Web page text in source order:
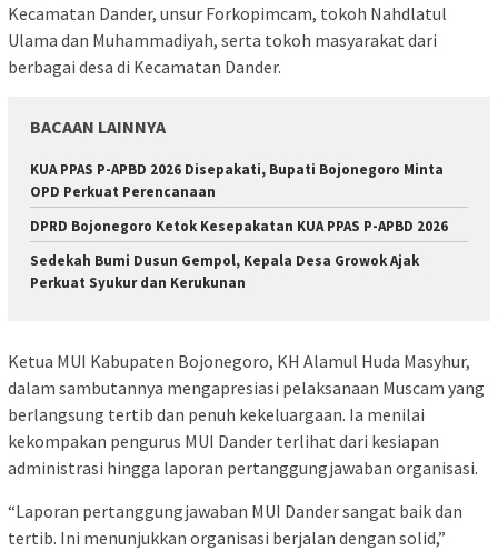
Kecamatan Dander, unsur Forkopimcam, tokoh Nahdlatul
Ulama dan Muhammadiyah, serta tokoh masyarakat dari
berbagai desa di Kecamatan Dander.
BACAAN LAINNYA
KUA PPAS P-APBD 2026 Disepakati, Bupati Bojonegoro Minta
OPD Perkuat Perencanaan
DPRD Bojonegoro Ketok Kesepakatan KUA PPAS P-APBD 2026
Sedekah Bumi Dusun Gempol, Kepala Desa Growok Ajak
Perkuat Syukur dan Kerukunan
Ketua MUI Kabupaten Bojonegoro, KH Alamul Huda Masyhur,
dalam sambutannya mengapresiasi pelaksanaan Muscam yang
berlangsung tertib dan penuh kekeluargaan. Ia menilai
kekompakan pengurus MUI Dander terlihat dari kesiapan
administrasi hingga laporan pertanggungjawaban organisasi.
“Laporan pertanggungjawaban MUI Dander sangat baik dan
tertib. Ini menunjukkan organisasi berjalan dengan solid,”